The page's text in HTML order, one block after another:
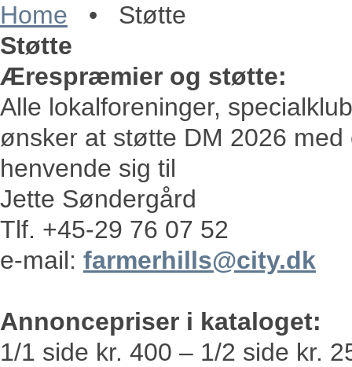
Home • Støtte
Støtte
Ærespræmier og støtte:
Alle lokalforeninger,
ønsker at støtte DM 2026
henvende sig til
Jette Søndergård
Tlf. +45-29 76 07 52
e-mail: farmerhills@city.dk
Annoncepriser i kataloget:
1/1 side kr. 400 – 1/2 side kr.